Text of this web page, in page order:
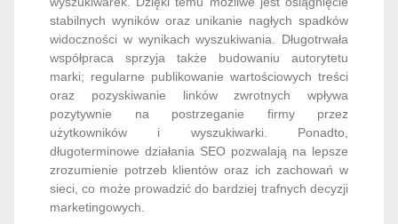
stabilnych wyników oraz unikanie nagłych spadków
widoczności w wynikach wyszukiwania. Długotrwała
współpraca sprzyja także budowaniu autorytetu
marki; regularne publikowanie wartościowych treści
oraz pozyskiwanie linków zwrotnych wpływa
pozytywnie na postrzeganie firmy przez
użytkowników i wyszukiwarki. Ponadto,
długoterminowe działania SEO pozwalają na lepsze
zrozumienie potrzeb klientów oraz ich zachowań w
sieci, co może prowadzić do bardziej trafnych decyzji
marketingowych.